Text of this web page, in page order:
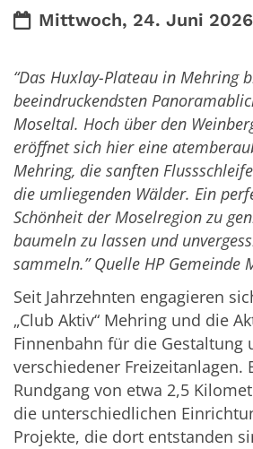
Datum:
Mittwoch, 24. Juni
“Das Huxlay-Plateau in Mehring
beeindruckendsten
Moseltal. Hoch über den
eröffnet sich hier eine
Mehring, die sanften
die umliegenden Wälder. Ein
Schönheit der Moselregion zu
baumeln zu lassen und
sammeln.”Quelle HP Gemeinde
Seit Jahrzehnten engagieren
„Club Aktiv“ Mehring und die
Finnenbahn für die Gestaltung
verschiedener Freizeitanlagen.
Rundgang von etwa 2,5
die unterschiedlichen
Projekte, die dort entstanden